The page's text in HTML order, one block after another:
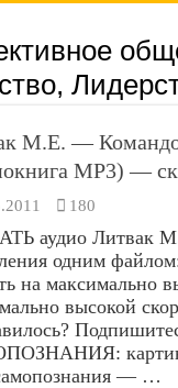
М.Е. —
MP3) —
180
аудио Литвак
одним
на максимально
высокой
— …